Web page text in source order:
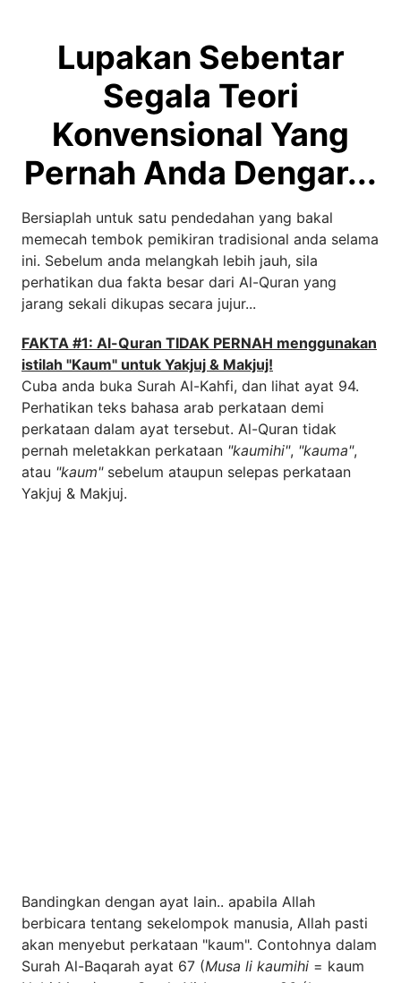
Lupakan Sebentar
Segala Teori
Konvensional Yang
Pernah Anda Dengar...
Bersiaplah untuk satu pendedahan yang bakal
memecah tembok pemikiran tradisional anda selama
ini. Sebelum anda melangkah lebih jauh, sila
perhatikan dua fakta besar dari Al-Quran yang
jarang sekali dikupas secara jujur...
FAKTA #1: Al-Quran TIDAK PERNAH menggunakan
istilah "Kaum" untuk Yakjuj & Makjuj!
Cuba anda buka Surah Al-Kahfi, dan lihat ayat 94.
Perhatikan teks bahasa arab perkataan demi
perkataan dalam ayat tersebut. Al-Quran tidak
pernah meletakkan perkataan "kaumihi", "kauma",
atau "kaum"sebelum ataupun selepas perkataan
Yakjuj & Makjuj.
Bandingkan dengan ayat lain.. apabila Allah
berbicara tentang sekelompok manusia, Allah pasti
akan menyebut perkataan "kaum". Contohnya dalam
Surah Al-Baqarah ayat 67 (Musa li kaumihi = kaum